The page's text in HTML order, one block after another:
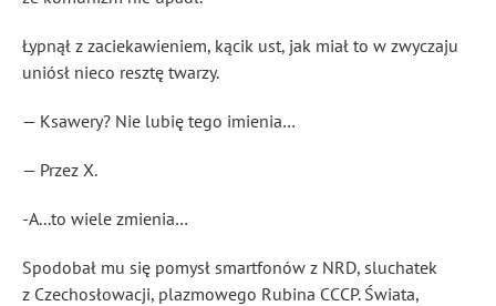
Łypnął z zaciekawieniem, kącik ust, jak miał to w zwyczaju
uniósł nieco resztę twarzy.
— Ksawery? Nie lubię tego imienia…
— Przez X.
-A...to wiele zmienia…
Spodobał mu się pomysł smartfonów z NRD, sluchatek
z Czechosłowacji, plazmowego Rubina CCCP. Świata,